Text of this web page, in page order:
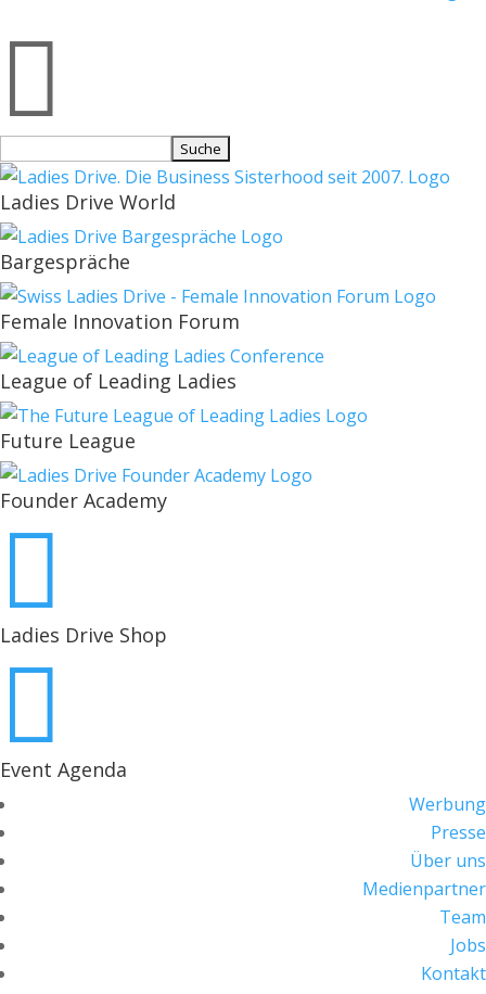

nach:
Ladies Drive World
Bargespräche
Female Innovation Forum
League of Leading Ladies
Future League
Founder Academy

Ladies Drive Shop

Event Agenda
Werbung
Presse
Über uns
Medienpartner
Team
Jobs
Kontakt